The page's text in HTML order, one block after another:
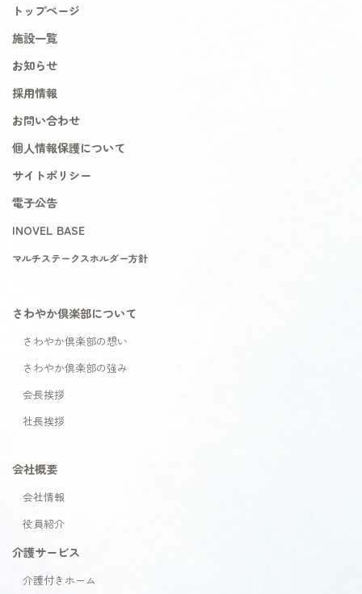
トップページ
施設一覧
お知らせ
採用情報
お問い合わせ
個人情報保護について
サイトポリシー
電子公告
INOVEL BASE
マルチステークスホルダー方針
さわやか倶楽部について
さわやか倶楽部の想い
さわやか倶楽部の強み
会長挨拶
社長挨拶
会社概要
会社情報
役員紹介
介護サービス
介護付きホーム